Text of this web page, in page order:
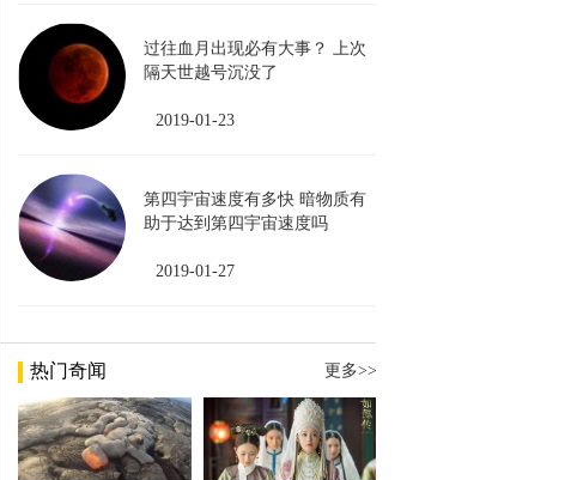
过往血月出现必有大事？ 上次
隔天世越号沉没了
2019-01-23
第四宇宙速度有多快 暗物质有
助于达到第四宇宙速度吗
2019-01-27
热门奇闻 更多>>